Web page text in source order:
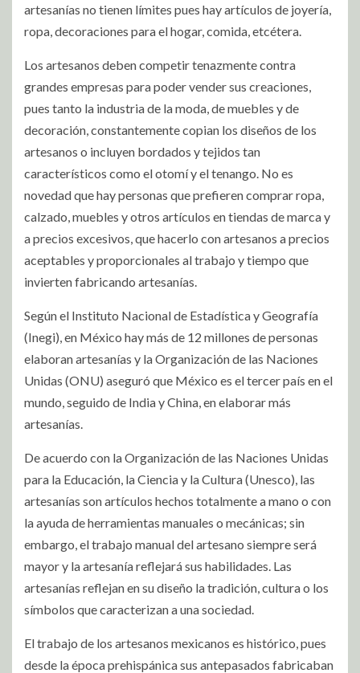
artesanías no tienen límites pues hay artículos de joyería,
ropa, decoraciones para el hogar, comida, etcétera.
Los artesanos deben competir tenazmente contra
grandes empresas para poder vender sus creaciones,
pues tanto la industria de la moda, de muebles y de
decoración, constantemente copian los diseños de los
artesanos o incluyen bordados y tejidos tan
característicos como el otomí y el tenango. No es
novedad que hay personas que prefieren comprar ropa,
calzado, muebles y otros artículos en tiendas de marca y
a precios excesivos, que hacerlo con artesanos a precios
aceptables y proporcionales al trabajo y tiempo que
invierten fabricando artesanías.
Según el Instituto Nacional de Estadística y Geografía
(Inegi), en México hay más de 12 millones de personas
elaboran artesanías y la Organización de las Naciones
Unidas (ONU) aseguró que México es el tercer país en el
mundo, seguido de India y China, en elaborar más
artesanías.
De acuerdo con la Organización de las Naciones Unidas
para la Educación, la Ciencia y la Cultura (Unesco), las
artesanías son artículos hechos totalmente a mano o con
la ayuda de herramientas manuales o mecánicas; sin
embargo, el trabajo manual del artesano siempre será
mayor y la artesanía reflejará sus habilidades. Las
artesanías reflejan en su diseño la tradición, cultura o los
símbolos que caracterizan a una sociedad.
El trabajo de los artesanos mexicanos es histórico, pues
desde la época prehispánica sus antepasados fabricaban